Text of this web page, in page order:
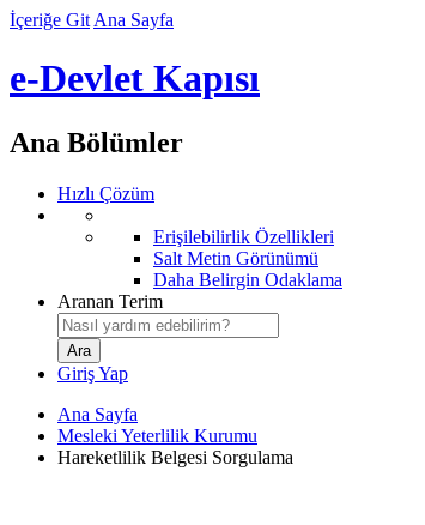
İçeriğe Git Ana Sayfa
e-Devlet Kapısı
Ana Bölümler
Hızlı Çözüm
Erişilebilirlik Özellikleri
Salt Metin Görünümü
Daha Belirgin Odaklama
Aranan Terim
Giriş Yap
Ana Sayfa
Mesleki Yeterlilik Kurumu
Hareketlilik Belgesi Sorgulama